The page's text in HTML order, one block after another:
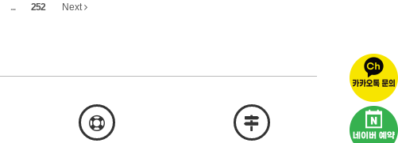
... 252 Next